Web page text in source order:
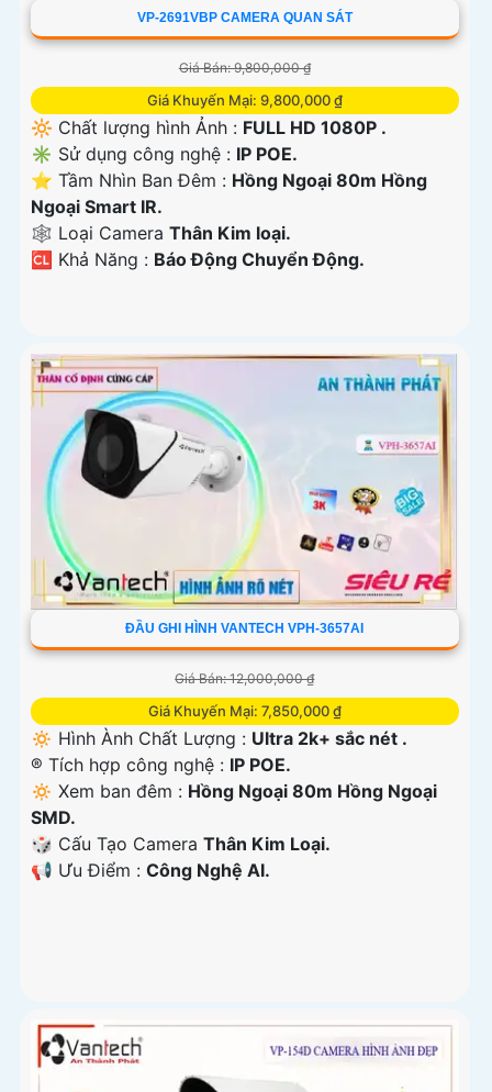
VP-2691VBP CAMERA QUAN SÁT
Giá Bán: 9,800,000 ₫
Giá Khuyến Mại: 9,800,000 ₫
🔆 Chất lượng hình Ảnh : FULL HD 1080P .
✳️ Sử dụng công nghệ : IP POE.
⭐ Tầm Nhìn Ban Đêm : Hồng Ngoại 80m Hồng
Ngoại Smart IR.
🕸️ Loại Camera Thân Kim loại.
️🆑 Khả Năng : Báo Động Chuyển Động.
ĐẦU GHI HÌNH VANTECH VPH-3657AI
Giá Bán: 12,000,000 ₫
Giá Khuyến Mại: 7,850,000 ₫
🔅 Hình Ành Chất Lượng : Ultra 2k+ sắc nét .
®️ Tích hợp công nghệ : IP POE.
🔅 Xem ban đêm : Hồng Ngoại 80m Hồng Ngoại
SMD.
🎲 Cấu Tạo Camera Thân Kim Loại.
️📢 Ưu Điểm : Công Nghệ AI.